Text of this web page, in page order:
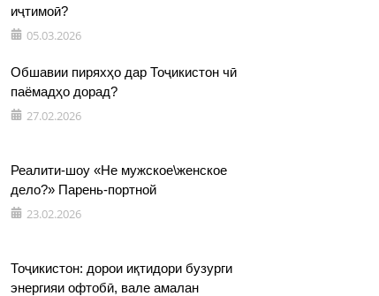
иҷтимоӣ?
05.03.2026
Обшавии пиряхҳо дар Тоҷикистон чӣ
паёмадҳо дорад?
27.02.2026
Реалити-шоу «Не мужское\женское
дело?» Парень-портной
23.02.2026
Тоҷикистон: дорои иқтидори бузурги
энергияи офтобӣ, вале амалан